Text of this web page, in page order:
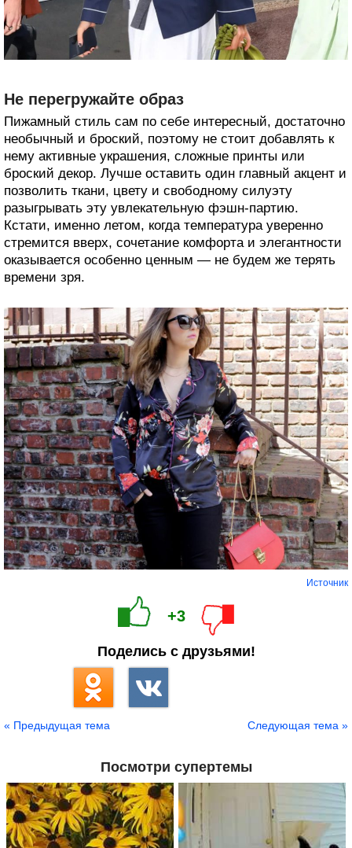
Не перегружайте образ
Пижамный стиль сам по себе интересный, достаточно
необычный и броский, поэтому не стоит добавлять к
нему активные украшения, сложные принты или
броский декор. Лучше оставить один главный акцент и
позволить ткани, цвету и свободному силуэту
разыгрывать эту увлекательную фэшн-партию.
Кстати, именно летом, когда температура уверенно
стремится вверх, сочетание комфорта и элегантности
оказывается особенно ценным — не будем же терять
времени зря.
Источник
+3
Поделись с друзьями!
« Предыдущая тема Следующая тема »
Посмотри супертемы